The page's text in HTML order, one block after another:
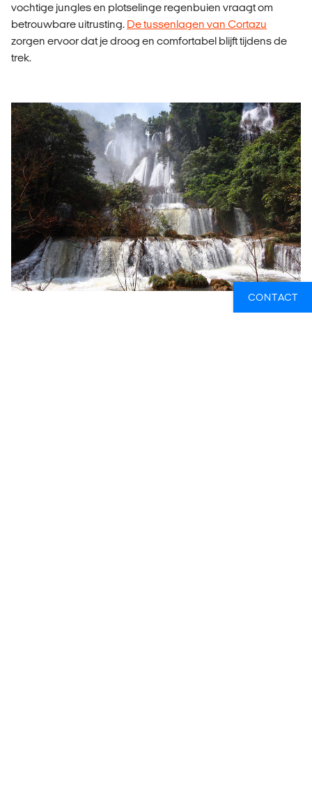
vochtige jungles en plotselinge regenbuien vraagt om
betrouwbare uitrusting. De tussenlagen van Cortazu
zorgen ervoor dat je droog en comfortabel blijft tijdens de
trek.
CONTACT